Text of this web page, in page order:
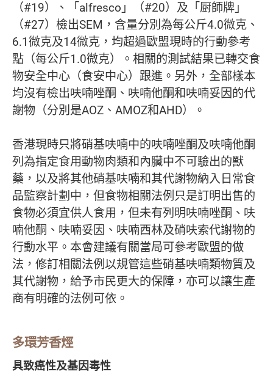
（#19）、「alfresco」（#20）及「厨師牌」
（#27）檢出SEM，含量分別為每公斤4.0微克、
6.1微克及14微克，均超過歐盟現時的行動參考
點（每公斤1.0微克）。相關的測試結果已轉交食
物安全中心（食安中心）跟進。另外，全部樣本
均沒有檢出呋喃唑酮、呋喃他酮和呋喃妥因的代
謝物（分別是AOZ、AMOZ和AHD）。
香港現時只將硝基呋喃中的呋喃唑酮及呋喃他酮
列為指定食用動物肉類和內臟中不可驗出的獸
藥，以及將其他硝基呋喃和其代謝物納入日常食
品監察計劃中，但食物相關法例只是訂明出售的
食物必須宜供人食用，但未有列明呋喃唑酮、呋
喃他酮、呋喃妥因、呋喃西林及硝呋索代謝物的
行動水平。本會建議有關當局可參考歐盟的做
法，修訂相關法例以規管這些硝基呋喃類物質及
其代謝物，給予市民更大的保障，亦可以讓生產
商有明確的法例可依。
多環芳香烴
具致癌性及基因毒性